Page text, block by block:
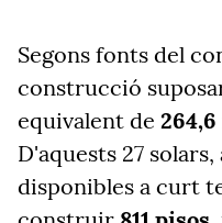
Segons fonts del
construcció
equivalent de
D'aquests 27 solars,
disponibles a curt